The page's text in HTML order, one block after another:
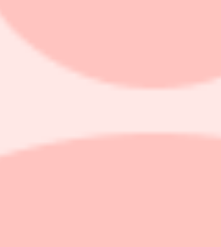
på tre års sikt, för Swedencare till underperform
till behåll, från köp.